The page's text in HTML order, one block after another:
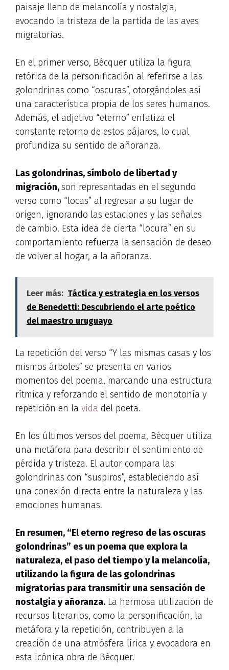
paisaje lleno de melancolía y nostalgia,
evocando la tristeza de la partida de las aves
migratorias.
En el primer verso, Bécquer utiliza la figura
retórica de la personificación al referirse a las
golondrinas como “oscuras”, otorgándoles así
una característica propia de los seres humanos.
Además, el adjetivo “eterno” enfatiza el
constante retorno de estos pájaros, lo cual
profundiza su sentido de añoranza.
Las golondrinas, símbolo de libertad y
migración,son representadas en el segundo
verso como “locas” al regresar a su lugar de
origen, ignorando las estaciones y las señales
de cambio. Esta idea de cierta “locura” en su
comportamiento refuerza la sensación de deseo
de volver al hogar, a la añoranza.
Leer más: Táctica y estrategia en los versos
de Benedetti: Descubriendo el arte poético
del maestro uruguayo
La repetición del verso “Y las mismas casas y los
mismos árboles” se presenta en varios
momentos del poema, marcando una estructura
rítmica y reforzando el sentido de monotonía y
repetición en la vida del poeta.
En los últimos versos del poema, Bécquer utiliza
una metáfora para describir el sentimiento de
pérdida y tristeza. El autor compara las
golondrinas con “suspiros”, estableciendo así
una conexión directa entre la naturaleza y las
emociones humanas.
En resumen, “El eterno regreso de las oscuras
golondrinas” es un poema que explora la
naturaleza, el paso del tiempo y la melancolía,
utilizando la figura de las golondrinas
migratorias para transmitir una sensación de
nostalgia y añoranza. La hermosa utilización de
recursos literarios, como la personificación, la
metáfora y la repetición, contribuyen a la
creación de una atmósfera lírica y evocadora en
esta icónica obra de Bécquer.